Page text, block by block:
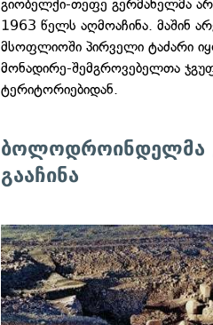
გიობელქი-თეფე გერმანელმა
1963 წელს აღმოაჩინა. მაშინ
მსოფლიოში პირველი ტაძარი
მონადირე-შემგროვებელთა
ტერიტორიებიდან.
ბოლოდროინდელმა
გააჩინა